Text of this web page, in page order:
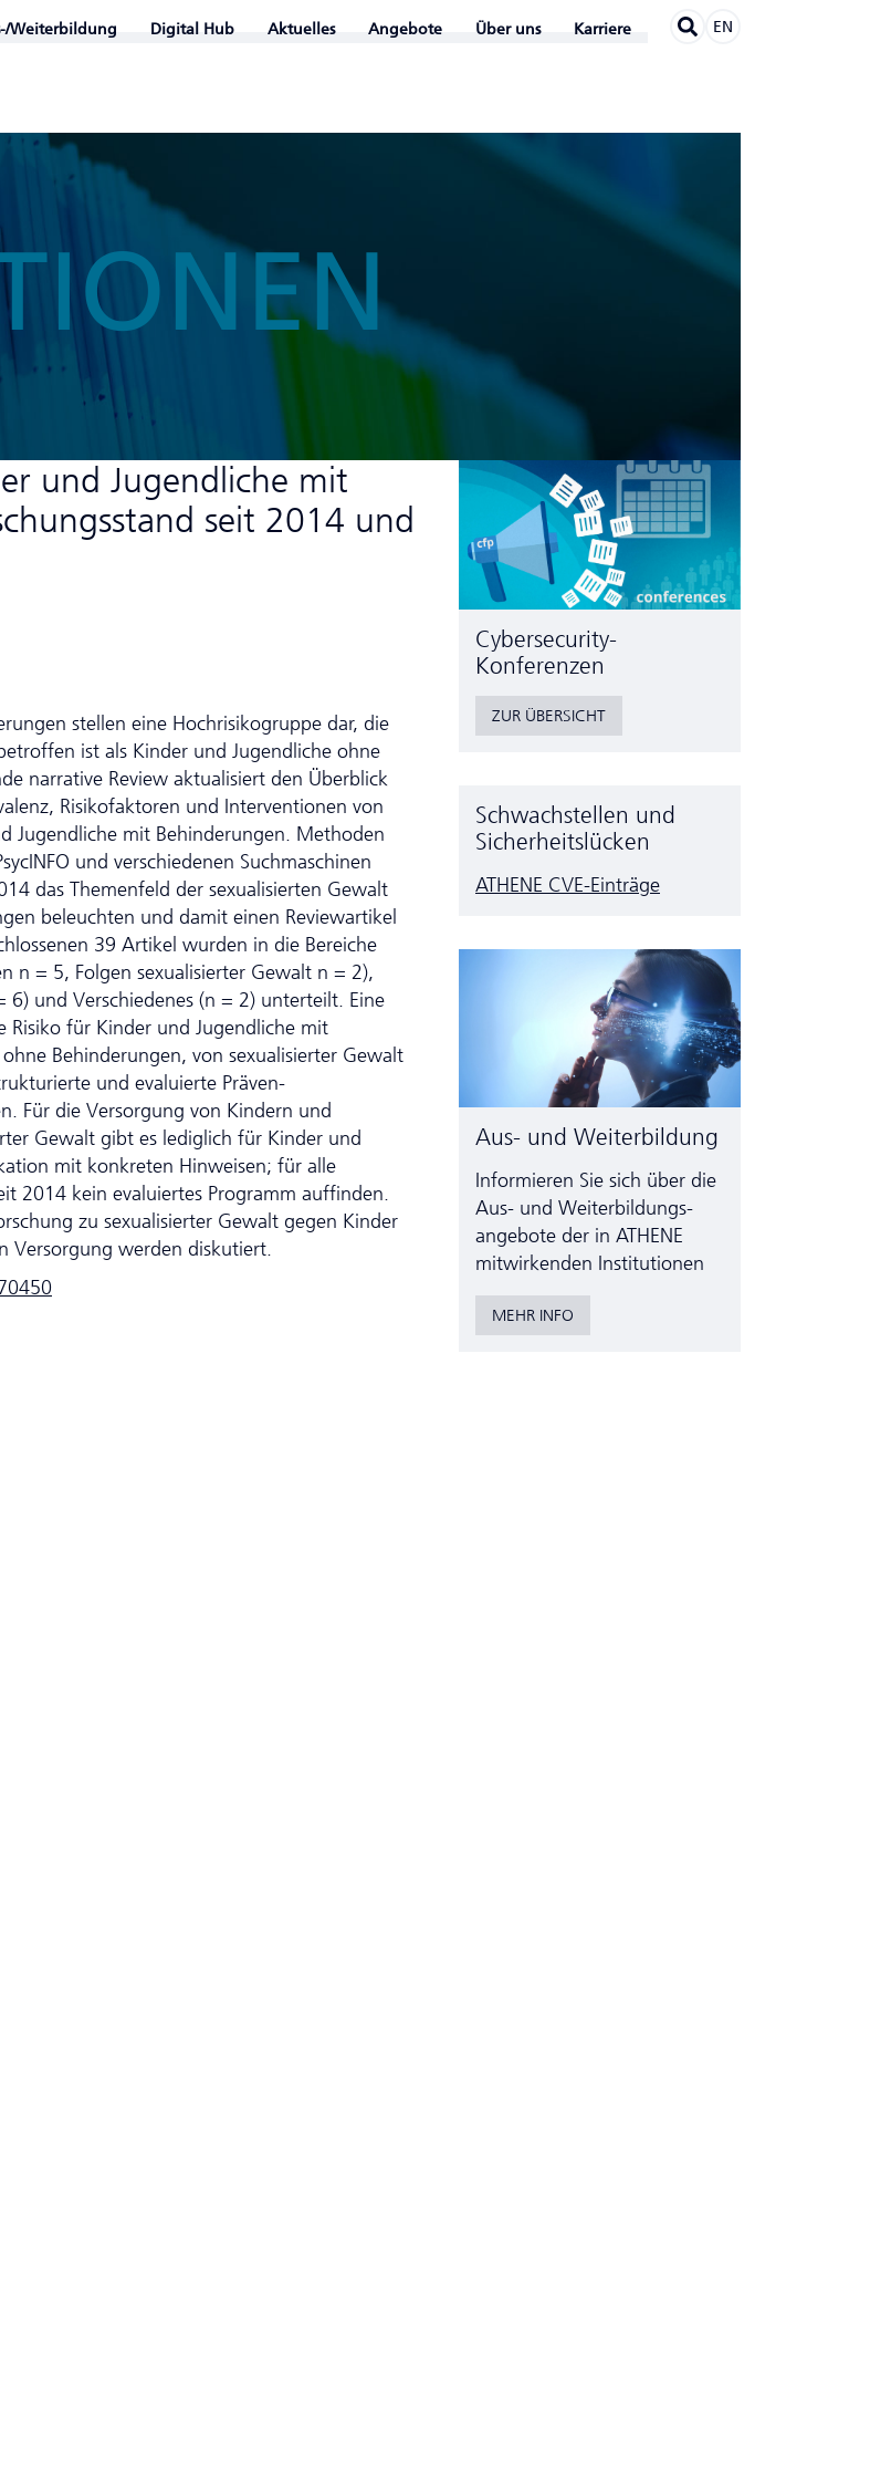
Weiterbildung Digital Hub Aktuelles Angebote Über uns Karriere EN
und Jugendliche mit
seit 2014 und
stellen eine Hochrisikogruppe dar, die
ist als Kinder und Jugendliche ohne
narrative Review aktualisiert den Überblick
Risikofaktoren und Interventionen von
Jugendliche mit Behinderungen. Methoden
und verschiedenen Suchmaschinen
das Themenfeld der sexualisierten Gewalt
beleuchten und damit einen Reviewartikel
39 Artikel wurden in die Bereiche
n = 5, Folgen sexualisierter Gewalt n = 2),
und Verschiedenes (n = 2) unterteilt. Eine
Risiko für Kinder und Jugendliche mit
Behinderungen, von sexualisierter Gewalt
und evaluierte Prä­ven­
Für die Versorgung von Kindern und
Gewalt gibt es lediglich für Kinder und
mit konkreten Hinweisen; für alle
2014 kein evaluiertes Programm auffinden.
zu sexualisierter Gewalt gegen Kinder
Versorgung werden diskutiert.
Cyber­security-
Konferenzen
ZUR ÜBERSICHT
Schwachstellen und
Sicherheitslücken
ATHENE CVE-Einträge
Aus- und Weiterbildung
Informieren Sie sich über die
Aus- und Weiter­bildungs­
angebote der in ATHENE
mitwirkenden Institutionen
MEHR INFO